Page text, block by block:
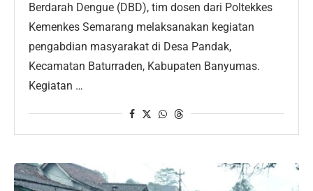
Berdarah Dengue (DBD), tim dosen dari Poltekkes
Kemenkes Semarang melaksanakan kegiatan
pengabdian masyarakat di Desa Pandak,
Kecamatan Baturraden, Kabupaten Banyumas.
Kegiatan …